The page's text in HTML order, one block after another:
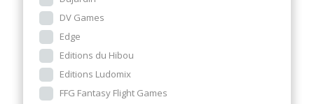
DV Games
Edge
Editions du Hibou
Editions Ludomix
FFG Fantasy Flight Games